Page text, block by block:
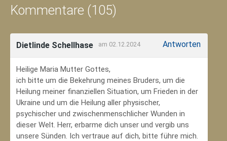
Kommentare (105)
Dietlinde Schellhase am 02.12.2024 Antworten
Heilige Maria Mutter Gottes,
ich bitte um die Bekehrung meines Bruders, um die
Heilung meiner finanziellen Situation, um Frieden in der
Ukraine und um die Heilung aller physischer,
psychischer und zwischenmenschlicher Wunden in
dieser Welt. Herr, erbarme dich unser und vergib uns
unsere Sünden. Ich vertraue auf dich, bitte führe mich.